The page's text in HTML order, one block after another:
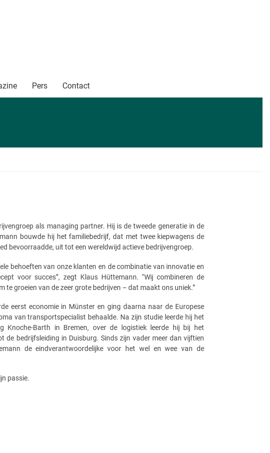
als managing partner. Hij is de tweede generatie in de
bouwde hij het familiebedrijf, dat met twee kiepwagens de
bevoorraadde, uit tot een wereldwijd actieve bedrijvengroep.
behoeften van onze klanten en de combinatie van innovatie en
voor succes”, zegt Klaus Hüttemann. “Wij combineren de
te groeien van de zeer grote bedrijven – dat maakt ons uniek.”
eerst economie in Münster en ging daarna naar de Europese
van transportspecialist behaalde. Na zijn studie leerde hij het
Knoche-Barth in Bremen, over de logistiek leerde hij bij het
bedrijfsleiding in Duisburg. Sinds zijn vader meer dan vijftien
de eindverantwoordelijke voor het wel en wee van de
passie.
Pers Contact